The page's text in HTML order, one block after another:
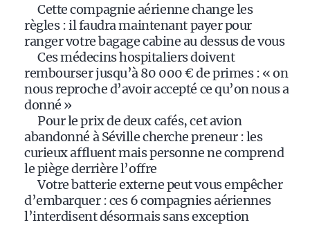
Cette compagnie aérienne change les
règles : il faudra maintenant payer pour
ranger votre bagage cabine au dessus de vous
Ces médecins hospitaliers doivent
rembourser jusqu’à 80 000 € de primes : « on
nous reproche d’avoir accepté ce qu’on nous a
donné »
Pour le prix de deux cafés, cet avion
abandonné à Séville cherche preneur : les
curieux affluent mais personne ne comprend
le piège derrière l’offre
Votre batterie externe peut vous empêcher
d’embarquer : ces 6 compagnies aériennes
l’interdisent désormais sans exception